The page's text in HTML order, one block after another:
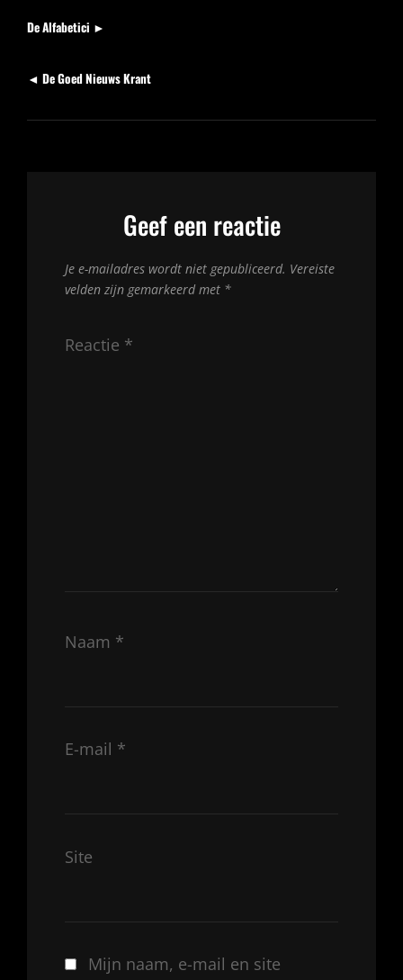
Berichten
Vorig
◄ De Goed Nieuws Krant
Volgend
De Alfabetici ►
Geef een reactie
Je e-mailadres wordt niet gepubliceerd. Vereiste
velden zijn gemarkeerd met *
Reactie *
Naam *
E-mail *
Site
Mijn naam, e-mail en site